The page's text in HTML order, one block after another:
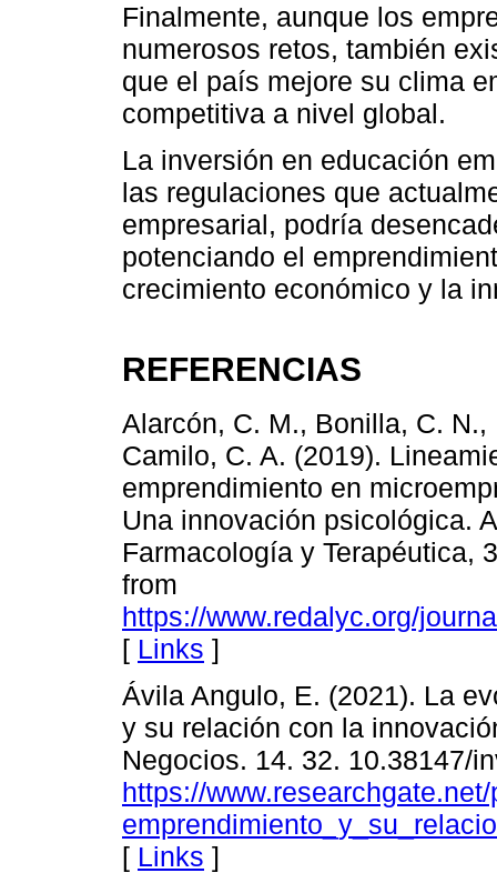
Finalmente, aunque los
numerosos retos, también
que el país mejore su clima
competitiva a nivel global.
La inversión en educación
las regulaciones que
empresarial, podría
potenciando el
crecimiento económico y la
REFERENCIAS
Alarcón, C. M., Bonilla, C. N.,
Camilo, C. A. (2019).
emprendimiento en
Una innovación psicológica.
Farmacología y Terapéutica,
from
https://www.redalyc.org/
[ Links ]
Ávila Angulo, E. (2021). La
y su relación con la
Negocios. 14. 32. 10.38147/
https://
[ Links ]